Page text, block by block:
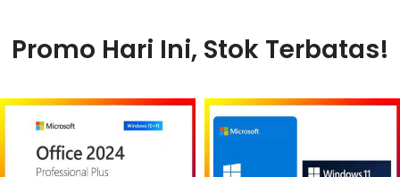
Promo Hari Ini, Stok Terbatas!